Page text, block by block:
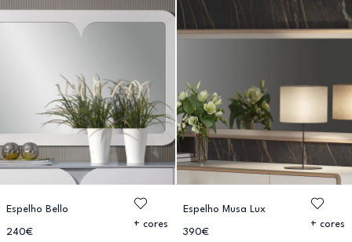
Espelho Bello
240€
+ cores
Espelho Musa Lux
390€
+ cores